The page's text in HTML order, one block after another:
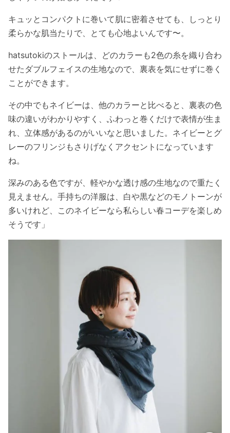
キュッとコンパクトに巻いて肌に密着させても、しっとり
柔らかな肌当たりで、とても心地よいんです〜。
hatsutokiのストールは、どのカラーも2色の糸を織り合わ
せたダブルフェイスの生地なので、裏表を気にせずに巻く
ことができます。
その中でもネイビーは、他のカラーと比べると、裏表の色
味の違いがわかりやすく、ふわっと巻くだけで表情が生ま
れ、立体感があるのがいいなと思いました。ネイビーとグ
レーのフリンジもさりげなくアクセントになっています
ね。
深みのある色ですが、軽やかな透け感の生地なので重たく
見えません。手持ちの洋服は、白や黒などのモノトーンが
多いけれど、このネイビーなら私らしい春コーデを楽しめ
そうです」